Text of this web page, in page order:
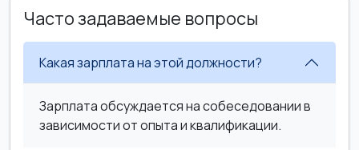
Часто задаваемые вопросы
Какая зарплата на этой должности?
Зарплата обсуждается на собеседовании в
зависимости от опыта и квалификации.